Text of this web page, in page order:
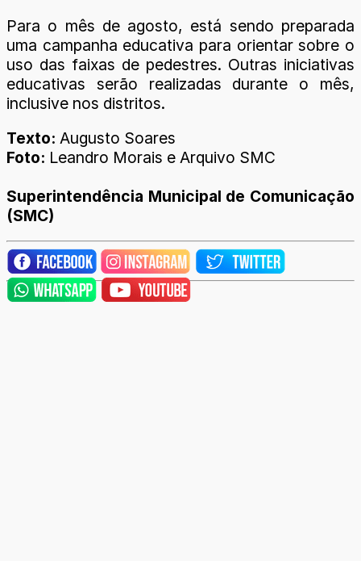
Para o mês de agosto, está sendo preparada
uma campanha educativa para orientar sobre o
uso das faixas de pedestres. Outras iniciativas
educativas serão realizadas durante o mês,
inclusive nos distritos.
Texto: Augusto Soares
Foto: Leandro Morais e Arquivo SMC
Superintendência Municipal de Comunicação
(SMC)